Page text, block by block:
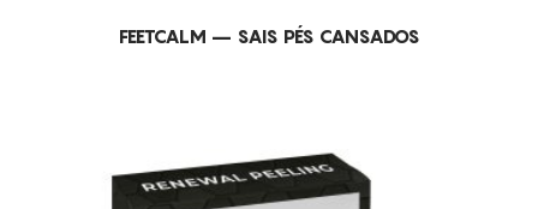
FEETCALM – SAIS PÉS CANSADOS